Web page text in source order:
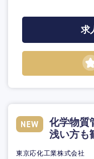
求
化学物質
浅い方も
東京応化工業株式会社